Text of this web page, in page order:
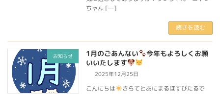
ちゃん […]
続きを読む
お知らせ 1月のごあんない
今年もよろしくお願
いいたします
2025年12月25日
こんにちは
きらてとあにまるほすぴたるで